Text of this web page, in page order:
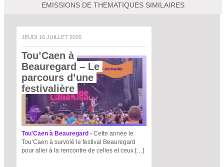
EMISSIONS DE THEMATIQUES SIMILAIRES
JEUDI 16 JUILLET 2026
Tou’Caen à
Beauregard – Le
parcours d’une
festivalière
Tou'Caen à Beauregard - Cette année le
Tou’Caen à survolé le festival Beauregard
pour aller à la rencontre de celles et ceux […]